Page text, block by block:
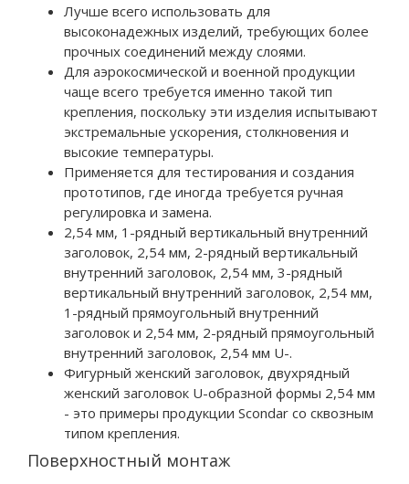
Лучше всего использовать для
высоконадежных изделий, требующих более
прочных соединений между слоями.
Для аэрокосмической и военной продукции
чаще всего требуется именно такой тип
крепления, поскольку эти изделия испытывают
экстремальные ускорения, столкновения и
высокие температуры.
Применяется для тестирования и создания
прототипов, где иногда требуется ручная
регулировка и замена.
2,54 мм, 1-рядный вертикальный внутренний
заголовок, 2,54 мм, 2-рядный вертикальный
внутренний заголовок, 2,54 мм, 3-рядный
вертикальный внутренний заголовок, 2,54 мм,
1-рядный прямоугольный внутренний
заголовок и 2,54 мм, 2-рядный прямоугольный
внутренний заголовок, 2,54 мм U-.
Фигурный женский заголовок, двухрядный
женский заголовок U-образной формы 2,54 мм
- это примеры продукции Scondar со сквозным
типом крепления.
Поверхностный монтаж